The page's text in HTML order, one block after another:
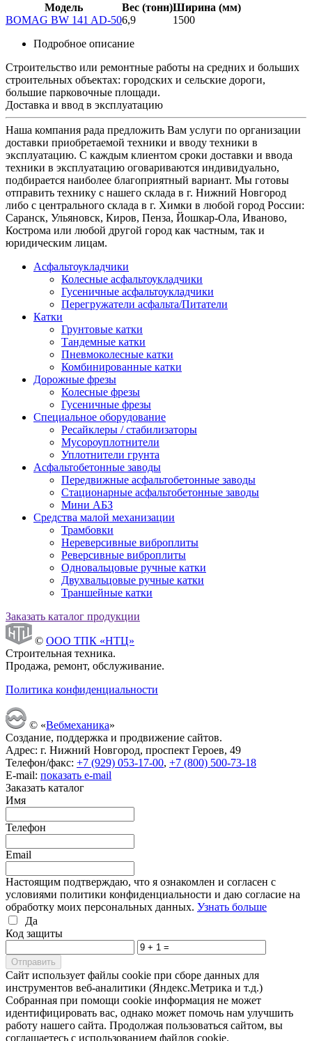
Модель Вес (тонн)Ширина (мм)
BOMAG BW 141 AD-506,9
1500
Подробное описание
Строительство или ремонтные работы на средних и больших
строительных объектах: городских и сельские дороги,
большие парковочные площади.
Доставка и ввод в эксплуатацию
Наша компания рада предложить Вам услуги по организации
доставки приобретаемой техники и вводу техники в
эксплуатацию. С каждым клиентом сроки доставки и ввода
техники в эксплуатацию оговариваются индивидуально,
подбирается наиболее благоприятный вариант. Мы готовы
отправить технику с нашего склада в г. Нижний Новгород
либо с центрального склада в г. Химки в любой город России:
Саранск, Ульяновск, Киров, Пенза, Йошкар-Ола, Иваново,
Кострома или любой другой город как частным, так и
юридическим лицам.
Асфальтоукладчики
Колесные асфальтоукладчики
Гусеничные асфальтоукладчики
Перегружатели асфальта/Питатели
Катки
Грунтовые катки
Тандемные катки
Пневмоколесные катки
Комбинированные катки
Дорожные фрезы
Колесные фрезы
Гусеничные фрезы
Специальное оборудование
Ресайклеры / стабилизаторы
Мусороуплотнители
Уплотнители грунта
Асфальтобетонные заводы
Передвижные асфальтобетонные заводы
Стационарные асфальтобетонные заводы
Мини АБЗ
Средства малой механизации
Трамбовки
Нереверсивные виброплиты
Реверсивные виброплиты
Одновальцовые ручные катки
Двухвальцовые ручные катки
Траншейные катки
Заказать каталог продукции
© ООО ТПК «НТЦ»
Строительная техника.
Продажа, ремонт, обслуживание.
Политика конфиденциальности
© «Вебмеханика»
Создание, поддержка и продвижение сайтов.
Адрес: г. Нижний Новгород, проспект Героев, 49
Телефон/факс: +7 (929) 053-17-00, +7 (800) 500-73-18
E-mail: показать e-mail
Заказать каталог
Имя
Телефон
Email
Настоящим подтверждаю, что я ознакомлен и согласен с
условиями политики конфиденциальности и даю согласие на
обработку моих персональных данных. Узнать больше
Да
Код защиты
Cайт использует файлы cookie при сборе данных для
инструментов веб-аналитики (Яндекс.Метрика и т.д.)
Собранная при помощи cookie информация не может
идентифицировать вас, однако может помочь нам улучшить
работу нашего сайта. Продолжая пользоваться сайтом, вы
соглашаетесь с использованием файлов cookie.